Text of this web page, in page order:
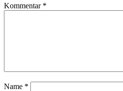
Kommentar *
Name *